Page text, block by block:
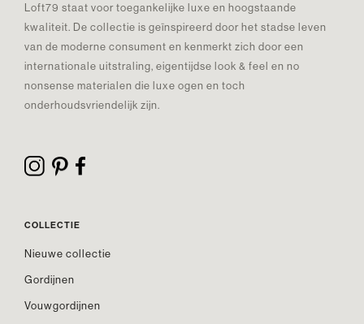
Loft79 staat voor toegankelijke luxe en hoogstaande
kwaliteit. De collectie is geïnspireerd door het stadse leven
van de moderne consument en kenmerkt zich door een
internationale uitstraling, eigentijdse look & feel en no
nonsense materialen die luxe ogen en toch
onderhoudsvriendelijk zijn.
COLLECTIE
Nieuwe collectie
Gordijnen
Vouwgordijnen